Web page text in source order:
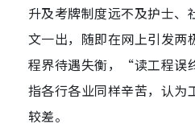
升及考牌制度远不及护士、
文一出，随即在网上引发两
程界待遇失衡，“读工程误
指各行各业同样辛苦，认为
较差。